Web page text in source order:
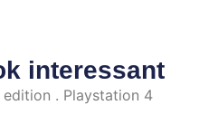
interessant